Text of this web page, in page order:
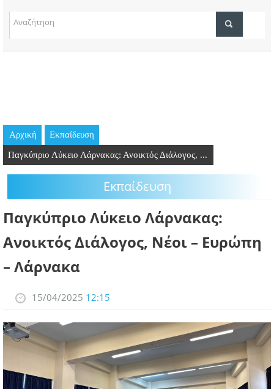
ΤΟΠΙΚΑ ΝΕΑ
ΘΕΣΕΙΣ ΕΡΓΑΣΙΑΣ
PODCAST
ΛΑΡΝΑΚΑ 2030
ΣΥΝΔΕΣΜΟΙ
ΠΕΡΙΣΣΟΤΕΡΑ
Αρχική Εκπαίδευση
Παγκύπριο Λύκειο Λάρνακας: Ανοικτός Διάλογος, ...
Εκπαίδευση
Παγκύπριο Λύκειο Λάρνακας:
Ανοικτός Διάλογος, Νέοι – Ευρώπη
– Λάρνακα
15/04/2025 12:15